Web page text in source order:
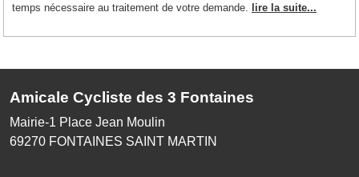
temps nécessaire au traitement de votre demande. lire la suite...
Amicale Cycliste des 3 Fontaines
Mairie-1 Place Jean Moulin
69270 FONTAINES SAINT MARTIN